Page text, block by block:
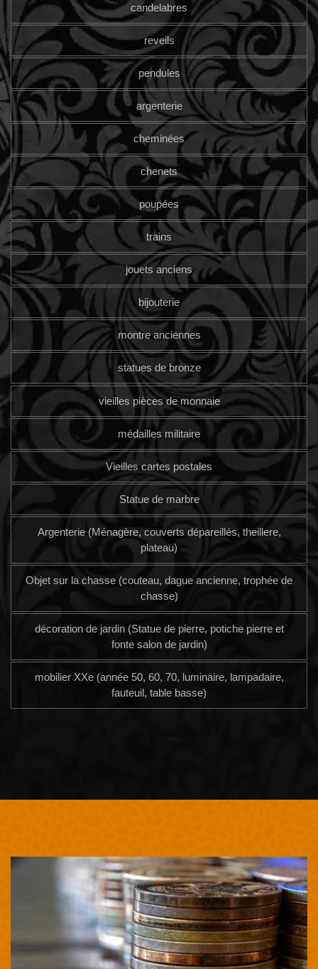
candelabres
reveils
pendules
argenterie
cheminées
chenets
poupées
trains
jouets anciens
bijouterie
montre anciennes
statues de bronze
vieilles pièces de monnaie
médailles militaire
Vieilles cartes postales
Statue de marbre
Argenterie (Ménagère, couverts dépareillés, theillere,
plateau)
Objet sur la chasse (couteau, dague ancienne, trophée de
chasse)
décoration de jardin (Statue de pierre, potiche pierre et
fonte salon de jardin)
mobilier XXe (année 50, 60, 70, luminaire, lampadaire,
fauteuil, table basse)